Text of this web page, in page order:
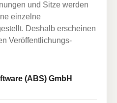
und Sitze werden
einzelne
Deshalb erscheinen
Veröffentlichungs-
(ABS) GmbH